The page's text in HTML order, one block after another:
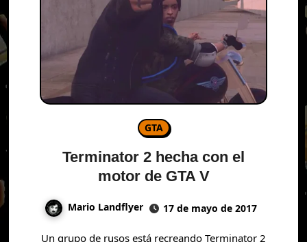
GTA
Terminator 2 hecha con el
motor de GTA V
Mario Landflyer 17 de mayo de 2017
Un grupo de rusos está recreando Terminator 2